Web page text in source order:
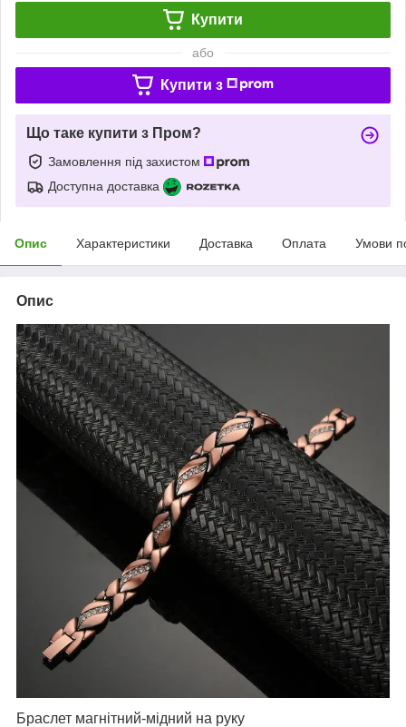
Купити
або
Купити з
Що таке купити з Пром?
Замовлення під захистом
Доступна доставка
Опис Характеристики Доставка Оплата Умови
Опис
Браслет магнітний-мідний на руку